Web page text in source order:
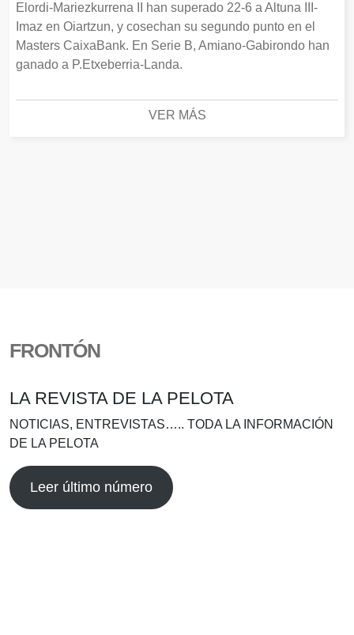
Elordi-Mariezkurrena II han superado 22-6 a Altuna III-
Imaz en Oiartzun, y cosechan su segundo punto en el
Masters CaixaBank. En Serie B, Amiano-Gabirondo han
ganado a P.Etxeberria-Landa.
VER MÁS
FRONTÓN
LA REVISTA DE LA PELOTA
NOTICIAS, ENTREVISTAS….. TODA LA INFORMACIÓN
DE LA PELOTA
Leer último número